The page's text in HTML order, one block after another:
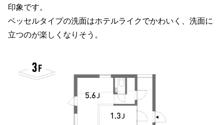
印象です。
ベッセルタイプの洗面はホテルライクでかわいく、洗面に
立つのが楽しくなりそう。